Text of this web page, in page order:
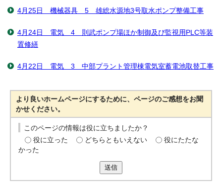
4月25日 機械器具 5 雄総水源地3号取水ポンプ整備工事
4月24日 電気 4 則武ポンプ場ほか制御及び監視用PLC等装
置修繕
4月22日 電気 3 中部プラント管理棟電気室蓄電池取替工事
より良いホームページにするために、ページのご感想をお聞
かせください。
このページの情報は役に立ちましたか？
役に立った
どちらともいえない
役にたたな
かった
送信